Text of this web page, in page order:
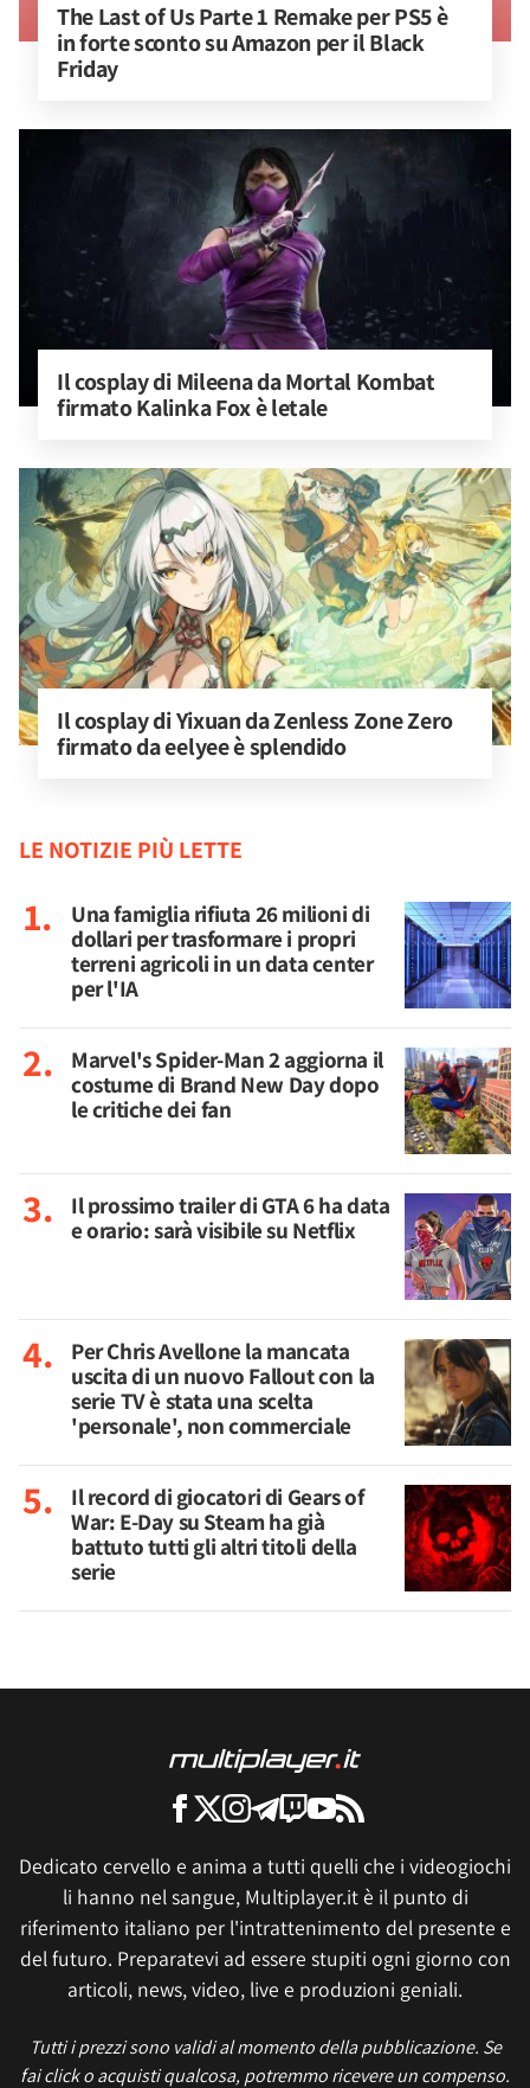
The Last of Us Parte 1 Remake per PS5 è
in forte sconto su Amazon per il Black
Friday
Il cosplay di Mileena da Mortal Kombat
firmato Kalinka Fox è letale
Il cosplay di Yixuan da Zenless Zone Zero
firmato da eelyee è splendido
LE NOTIZIE PIÙ LETTE
Una famiglia rifiuta 26 milioni di
dollari per trasformare i propri
terreni agricoli in un data center
per l'IA
Marvel's Spider-Man 2 aggiorna il
costume di Brand New Day dopo
le critiche dei fan
Il prossimo trailer di GTA 6 ha data
e orario: sarà visibile su Netflix
Per Chris Avellone la mancata
uscita di un nuovo Fallout con la
serie TV è stata una scelta
'personale', non commerciale
Il record di giocatori di Gears of
War: E-Day su Steam ha già
battuto tutti gli altri titoli della
serie
Dedicato cervello e anima a tutti quelli che i videogiochi
li hanno nel sangue, Multiplayer.it è il punto di
riferimento italiano per l'intrattenimento del presente e
del futuro. Preparatevi ad essere stupiti ogni giorno con
articoli, news, video, live e produzioni geniali.
Tutti i prezzi sono validi al momento della pubblicazione. Se
fai click o acquisti qualcosa, potremmo ricevere un compenso.